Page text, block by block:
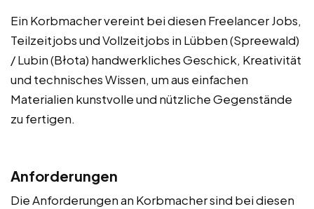
Ein Korbmacher vereint bei diesen Freelancer Jobs,
Teilzeitjobs und Vollzeitjobs in Lübben (Spreewald)
/ Lubin (Błota) handwerkliches Geschick, Kreativität
und technisches Wissen, um aus einfachen
Materialien kunstvolle und nützliche Gegenstände
zu fertigen.
Anforderungen
Die Anforderungen an Korbmacher sind bei diesen